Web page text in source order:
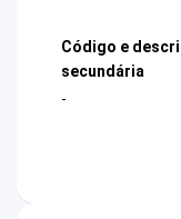
Código e
secundária
-